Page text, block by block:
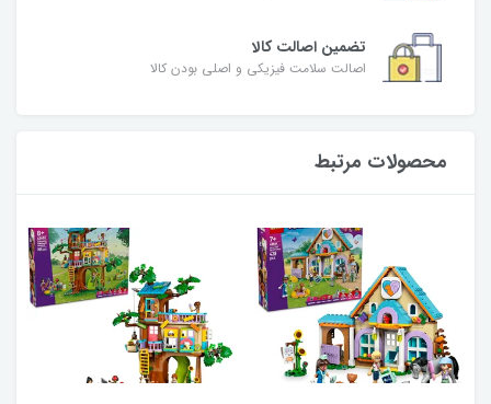
تضمین اصالت کالا
اصالت سلامت فیزیکی و اصلی بودن کالا
محصولات مرتبط